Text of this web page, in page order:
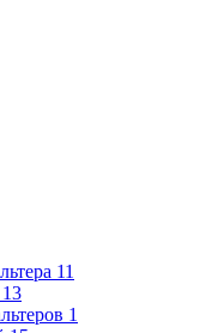
11
13
1